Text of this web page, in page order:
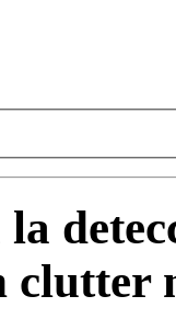
clutter